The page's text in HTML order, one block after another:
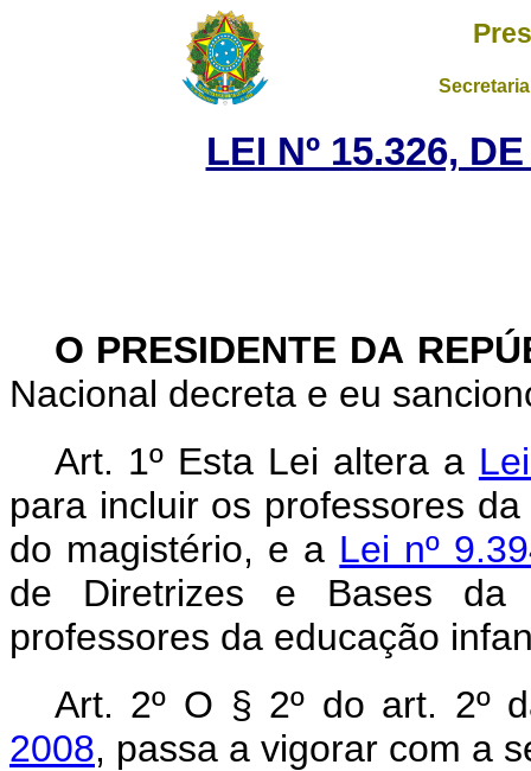
LEI Nº 15.326,
O PRESIDENTE DA
Nacional decreta e eu
Art. 1º Esta Lei altera a
para incluir os professores
do magistério, e a Lei nº
de Diretrizes e Bases da
professores da educação
Art. 2º O § 2º do art. 2º
2008, passa a vigorar com a